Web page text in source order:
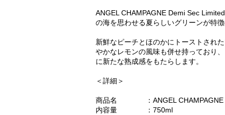
ANGEL CHAMPAGNE Demi Sec
の海を思わせる夏らしいグリーンが特徴
新鮮なピーチとほのかにトーストされ
やかなレモンの風味も併せ持っており
に新たな熟成感をもたらします。
＜詳細＞
商品名 ：ANGEL CHAMPAGNE
内容量 ：750ml